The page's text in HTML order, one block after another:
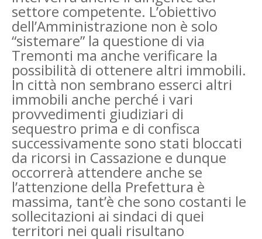
settore competente. L’obiettivo
dell’Amministrazione non è solo
“sistemare” la questione di via
Tremonti ma anche verificare la
possibilità di ottenere altri immobili.
In città non sembrano esserci altri
immobili anche perché i vari
provvedimenti giudiziari di
sequestro prima e di confisca
successivamente sono stati bloccati
da ricorsi in Cassazione e dunque
occorrerà attendere anche se
l’attenzione della Prefettura è
massima, tant’è che sono costanti le
sollecitazioni ai sindaci di quei
territori nei quali risultano